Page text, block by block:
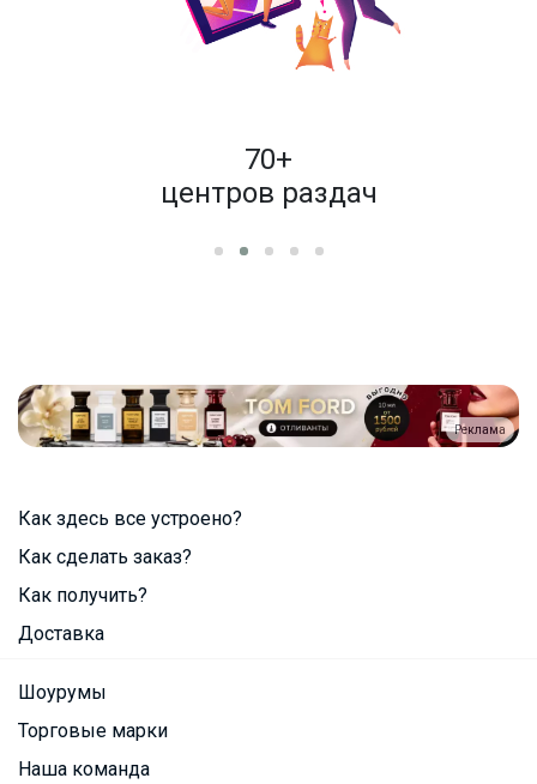
70+
центров раздач
Реклама
Как здесь все устроено?
Как сделать заказ?
Как получить?
Доставка
Шоурумы
Торговые марки
Наша команда